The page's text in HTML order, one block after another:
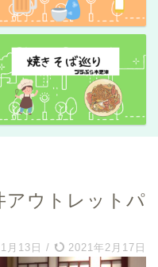
アウトレットパ
月13日 / 2021年2月17日